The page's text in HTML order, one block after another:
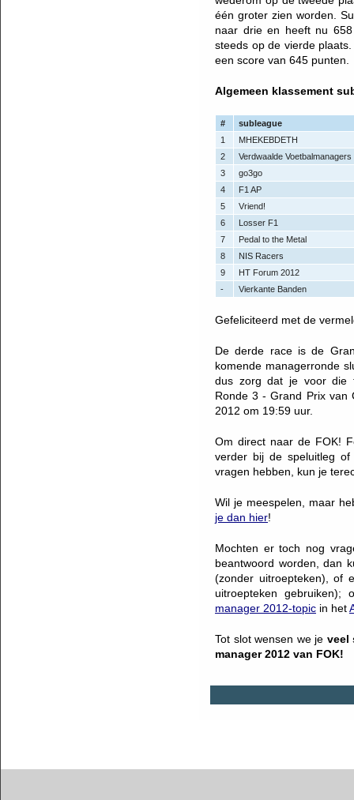
één groter zien worden.
naar drie en heeft nu
steeds op de vierde
een score van 645 punten.
Algemeen klassement
#
subleague
1
MHEKEBDETH
2
Verdwaalde Voetbalmanagers
3
go3go
4
F1 AP
5
Vriend!
6
Losser F1
7
Pedal to the Metal
8
NIS Racers
9
HT Forum 2012
-
Vierkante Banden
Gefeliciteerd met de
De derde race is de
komende managerronde
dus zorg dat je voor die
Ronde 3 - Grand Prix van
2012 om 19:59 uur.
Om direct naar de FOK!
verder bij de speluitleg
vragen hebben, kun je
Wil je meespelen, maar
je dan hier!
Mochten er toch nog
beantwoord worden, dan
(zonder uitroepteken), of
uitroepteken
manager 2012-topic in het
Tot slot wensen we je veel
manager 2012 van FOK!